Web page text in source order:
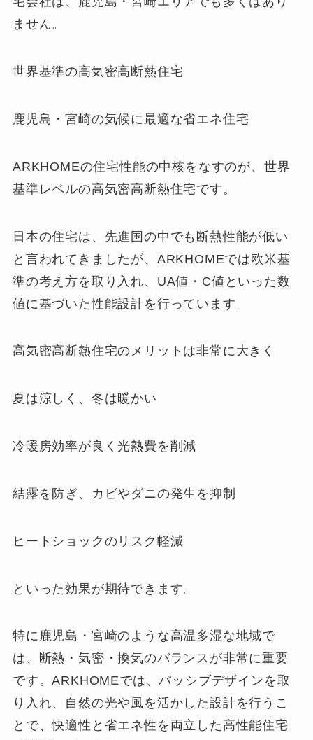
ません。
世界基準の高気密高断熱住宅
鹿児島・宮崎の気候に最適な省エネ住宅
ARKHOMEの住宅性能の中核をなすのが、世界
基準レベルの高気密高断熱住宅です。
日本の住宅は、先進国の中でも断熱性能が低い
と言われてきましたが、ARKHOMEでは欧米基
準の考え方を取り入れ、UA値・C値といった数
値に基づいた性能設計を行っています。
高気密高断熱住宅のメリットは非常に大きく
夏は涼しく、冬は暖かい
冷暖房効率が良く光熱費を削減
結露を防ぎ、カビやダニの発生を抑制
ヒートショックのリスク軽減
といった効果が期待できます。
特に鹿児島・宮崎のような高温多湿な地域で
は、断熱・気密・換気のバランスが非常に重要
です。ARKHOMEでは、パッシブデザインを取
り入れ、自然の光や風を活かした設計を行うこ
とで、快適性と省エネ性を両立した高性能住宅